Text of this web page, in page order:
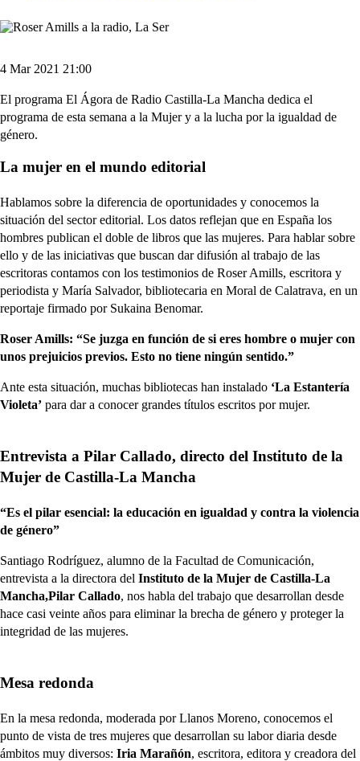
4 Mar 2021 21:00
El programa El Ágora de Radio Castilla-La Mancha dedica el
programa de esta semana a la Mujer y a la lucha por la igualdad de
género.
La mujer en el mundo editorial
Hablamos sobre la diferencia de oportunidades y conocemos la
situación del sector editorial. Los datos reflejan que en España los
hombres publican el doble de libros que las mujeres. Para hablar sobre
ello y de las iniciativas que buscan dar difusión al trabajo de las
escritoras contamos con los testimonios de Roser Amills, escritora y
periodista y María Salvador, bibliotecaria en Moral de Calatrava, en un
reportaje firmado por Sukaina Benomar.
Roser Amills: “Se juzga en función de si eres hombre o mujer con
unos prejuicios previos. Esto no tiene ningún sentido.”
Ante esta situación, muchas bibliotecas han instalado ‘La Estantería
Violeta’ para dar a conocer grandes títulos escritos por mujer.
Entrevista a Pilar Callado, directo del Instituto de la
Mujer de Castilla-La Mancha
“Es el pilar esencial: la educación en igualdad y contra la violencia
de género”
Santiago Rodríguez, alumno de la Facultad de Comunicación,
entrevista a la directora del Instituto de la Mujer de Castilla-La
Mancha,Pilar Callado, nos habla del trabajo que desarrollan desde
hace casi veinte años para eliminar la brecha de género y proteger la
integridad de las mujeres.
Mesa redonda
En la mesa redonda, moderada por Llanos Moreno, conocemos el
punto de vista de tres mujeres que desarrollan su labor diaria desde
ámbitos muy diversos: Iria Marañón, escritora, editora y creadora del